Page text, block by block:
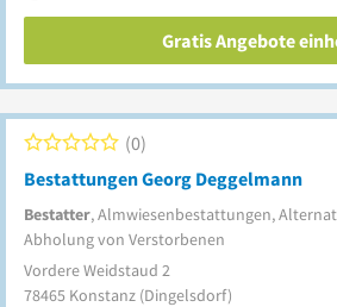
Gratis Angebote
Bestattungen Georg Deggelmann
Bestatter, Almwiesenbestattungen,
Abholung von Verstorbenen
0
Vordere Weidstaud 2
78465 Konstanz (Dingelsdorf)